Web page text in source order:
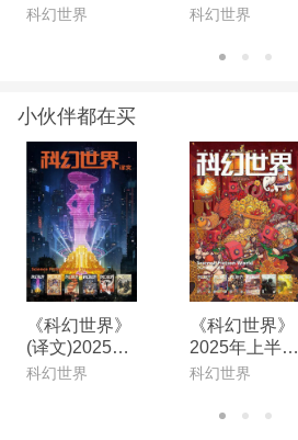
上半年合集(电
科幻世界
合集(电子杂
科幻世界
小伙伴都在买
《科幻世界》
(译文)2025年
上半年合集(电
科幻世界
《科幻世界》
2025年上半年
合集(电子杂
科幻世界